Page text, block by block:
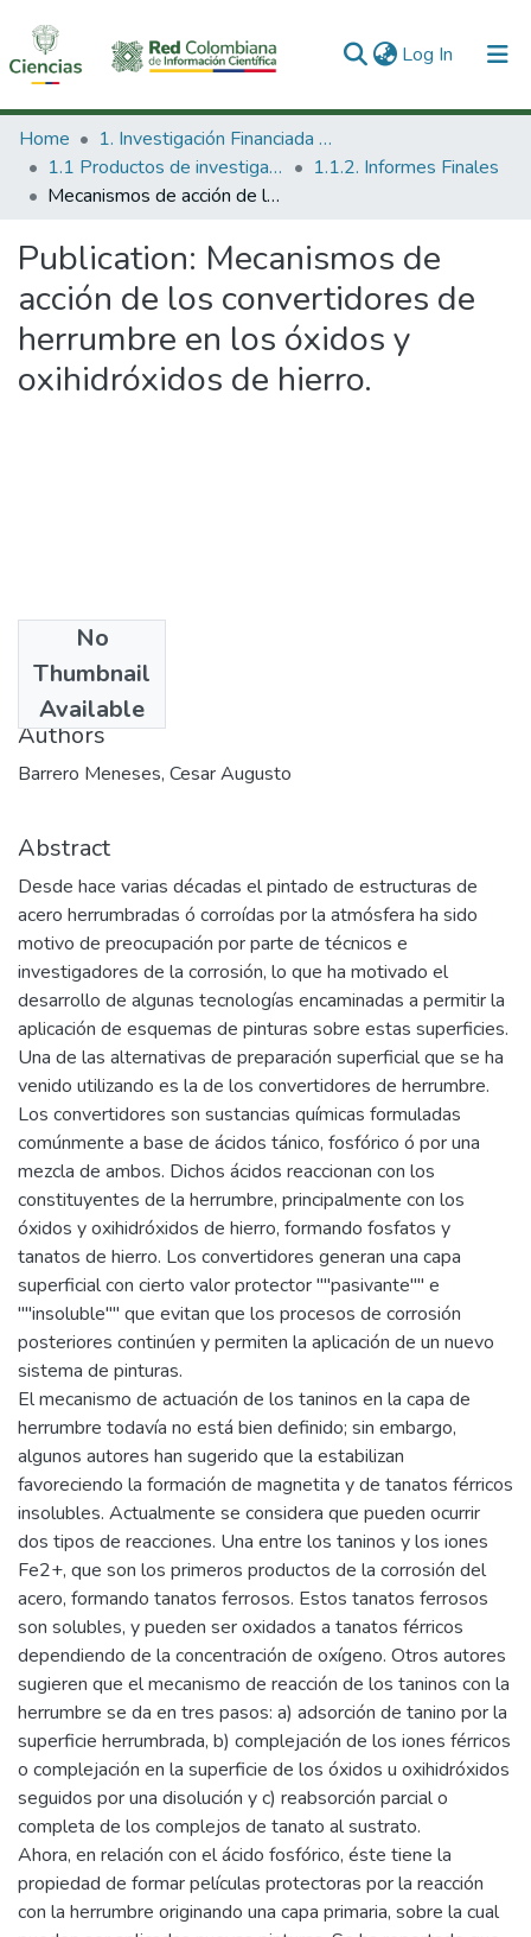
Log In (current)
Communities & Collections
All of DSpace
Home
1. Investigación Financiada con Recursos Públicos
1.1 Productos de investigación
1.1.2. Informes Finales
Mecanismos de acción de los convertidores de herrumbre en los óxidos y oxihidróxidos de hierro.
Publication: Mecanismos de
acción de los convertidores de
herrumbre en los óxidos y
oxihidróxidos de hierro.
No
Thumbnail
Available
2005
Authors
Barrero Meneses, Cesar Augusto
Abstract
Desde hace varias décadas el pintado de estructuras de
acero herrumbradas ó corroídas por la atmósfera ha sido
motivo de preocupación por parte de técnicos e
investigadores de la corrosión, lo que ha motivado el
desarrollo de algunas tecnologías encaminadas a permitir la
aplicación de esquemas de pinturas sobre estas superficies.
Una de las alternativas de preparación superficial que se ha
venido utilizando es la de los convertidores de herrumbre.
Los convertidores son sustancias químicas formuladas
comúnmente a base de ácidos tánico, fosfórico ó por una
mezcla de ambos. Dichos ácidos reaccionan con los
constituyentes de la herrumbre, principalmente con los
óxidos y oxihidróxidos de hierro, formando fosfatos y
tanatos de hierro. Los convertidores generan una capa
superficial con cierto valor protector ""pasivante"" e
""insoluble"" que evitan que los procesos de corrosión
posteriores continúen y permiten la aplicación de un nuevo
sistema de pinturas.
El mecanismo de actuación de los taninos en la capa de
herrumbre todavía no está bien definido; sin embargo,
algunos autores han sugerido que la estabilizan
favoreciendo la formación de magnetita y de tanatos férricos
insolubles. Actualmente se considera que pueden ocurrir
dos tipos de reacciones. Una entre los taninos y los iones
Fe2+, que son los primeros productos de la corrosión del
acero, formando tanatos ferrosos. Estos tanatos ferrosos
son solubles, y pueden ser oxidados a tanatos férricos
dependiendo de la concentración de oxígeno. Otros autores
sugieren que el mecanismo de reacción de los taninos con la
herrumbre se da en tres pasos: a) adsorción de tanino por la
superficie herrumbrada, b) complejación de los iones férricos
o complejación en la superficie de los óxidos u oxihidróxidos
seguidos por una disolución y c) reabsorción parcial o
completa de los complejos de tanato al sustrato.
Ahora, en relación con el ácido fosfórico, éste tiene la
propiedad de formar películas protectoras por la reacción
con la herrumbre originando una capa primaria, sobre la cual